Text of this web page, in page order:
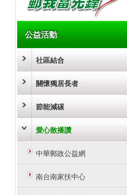
公益活動
社區結合
關懷獨居長者
節能減碳
愛心散播讚
中華郵政公益網
南台南家扶中心